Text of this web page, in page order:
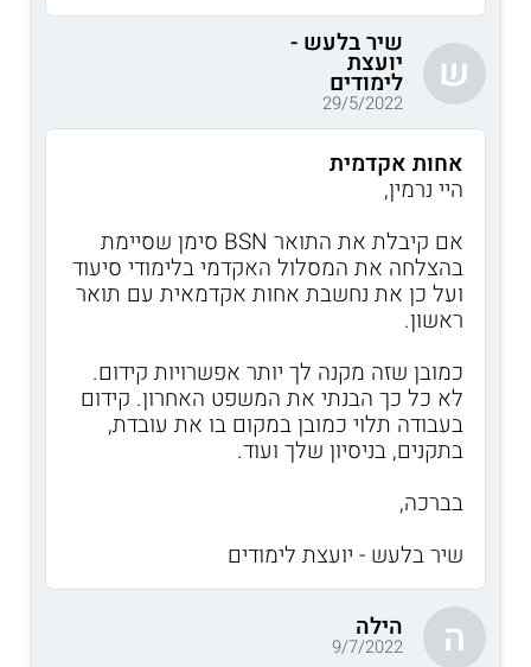
ש
שיר בלעש -
יועצת
לימודים
29/5/2022
אחות אקדמית
היי נרמין,
אם קיבלת את התואר BSN סימן שסיימת
בהצלחה את המסלול האקדמי בלימודי סיעוד
ועל כן את נחשבת אחות אקדמאית עם תואר
ראשון.
כמובן שזה מקנה לך יותר אפשרויות קידום.
לא כל כך הבנתי את המשפט האחרון. קידום
בעבודה תלוי כמובן במקום בו את עובדת,
בתקנים, בניסיון שלך ועוד.
בברכה,
שיר בלעש - יועצת לימודים
ה הילה
9/7/2022